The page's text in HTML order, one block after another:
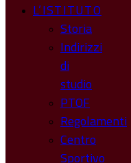
L’ISTITUTO
Storia
Indirizzi
di
studio
PTOF
Regolamenti
Centro
Sportivo